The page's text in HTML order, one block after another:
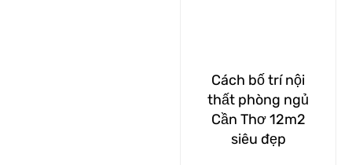
Cách bố trí nội
thất phòng ngủ
Cần Thơ 12m2
siêu đẹp